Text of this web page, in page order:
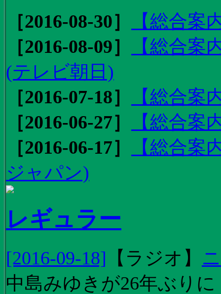
［2016-08-30］
【総合
［2016-08-09］
【総合
(テレビ朝日)
［2016-07-18］
【総合案
［2016-06-27］
【総合案
［2016-06-17］
【総合
ジャパン)
レギュラー
[2016-09-18] 【 ラジオ 】
中島みゆきが26年ぶり